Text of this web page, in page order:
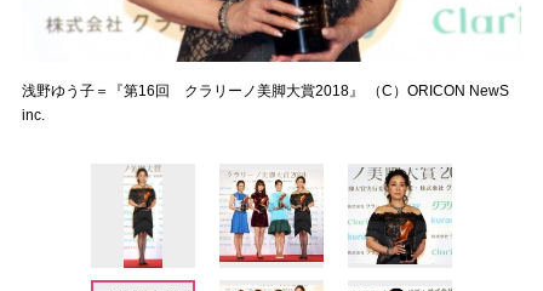
浅野ゆう子＝『第16回 クラリーノ美脚大賞2018』 （C）ORICON NewS
inc.